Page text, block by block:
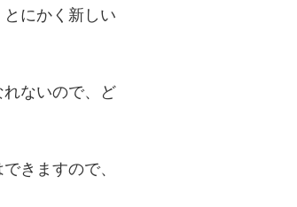
にかく新しい
ないので、ど
きますので、